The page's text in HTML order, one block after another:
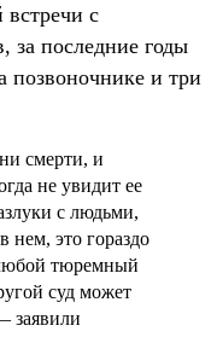
с
последние годы
позвоночнике и три
смерти, и
не увидит ее
с людьми,
нем, это гораздо
тюремный
суд может
заявили